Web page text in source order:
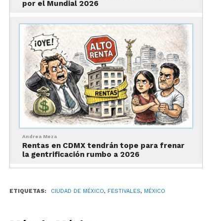
donde seguramente te echarán el perro.
por el Mundial 2026
Andrea Meza
Rentas en CDMX tendrán tope para frenar
la gentrificación rumbo a 2026
ETIQUETAS: CIUDAD DE MÉXICO, FESTIVALES, MÉXICO